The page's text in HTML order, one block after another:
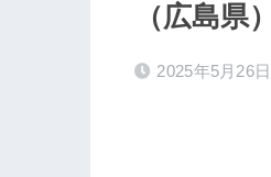
（広島県
2025年5月26日